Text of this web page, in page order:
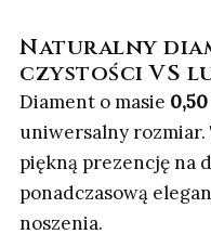
Naturalny
czystości VS
Diament o masie
uniwersalny rozmiar.
piękną prezencję na
ponadczasową
noszenia.